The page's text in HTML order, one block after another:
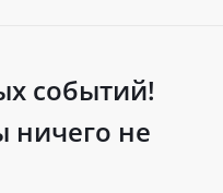
событий!
ничего не